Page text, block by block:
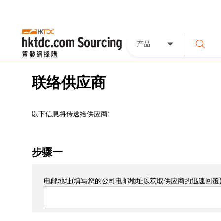
产品
联络供应商
以下信息将传送给供应商:
步骤一
电邮地址(填写您的公司电邮地址以获取供应商的迅速回覆)